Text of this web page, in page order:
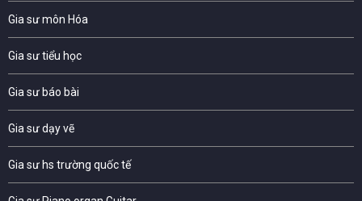
Gia sư môn Hóa
Gia sư tiểu học
Gia sư báo bài
Gia sư dạy vẽ
Gia sư hs trường quốc tế